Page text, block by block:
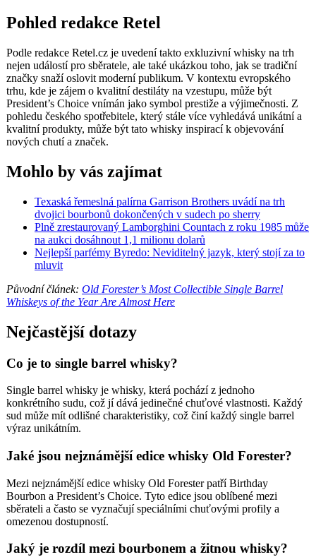
Pohled redakce Retel
Podle redakce Retel.cz je uvedení takto exkluzivní whisky na trh
nejen událostí pro sběratele, ale také ukázkou toho, jak se tradiční
značky snaží oslovit moderní publikum. V kontextu evropského
trhu, kde je zájem o kvalitní destiláty na vzestupu, může být
President’s Choice vnímán jako symbol prestiže a výjimečnosti. Z
pohledu českého spotřebitele, který stále více vyhledává unikátní a
kvalitní produkty, může být tato whisky inspirací k objevování
nových chutí a značek.
Mohlo by vás zajímat
Texaská řemeslná palírna Garrison Brothers uvádí na trh
dvojici bourbonů dokončených v sudech po sherry
Plně zrestaurovaný Lamborghini Countach z roku 1985 může
na aukci dosáhnout 1,1 milionu dolarů
Nejlepší parfémy Byredo: Neviditelný jazyk, který stojí za to
mluvit
Původní článek: Old Forester’s Most Collectible Single Barrel
Whiskeys of the Year Are Almost Here
Nejčastější dotazy
Co je to single barrel whisky?
Single barrel whisky je whisky, která pochází z jednoho
konkrétního sudu, což jí dává jedinečné chuťové vlastnosti. Každý
sud může mít odlišné charakteristiky, což činí každý single barrel
výraz unikátním.
Jaké jsou nejznámější edice whisky Old Forester?
Mezi nejznámější edice whisky Old Forester patří Birthday
Bourbon a President’s Choice. Tyto edice jsou oblíbené mezi
sběrateli a často se vyznačují speciálními chuťovými profily a
omezenou dostupností.
Jaký je rozdíl mezi bourbonem a žitnou whisky?